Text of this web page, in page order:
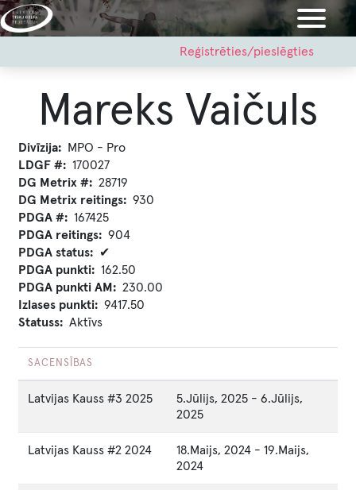
Pārlekt
uz
menu
Reģistrēties/pieslēgties
Mareks Vaičuls
Divīzija
MPO - Pro
LDGF #
170027
DG Metrix #
28719
DG Metrix reitings
930
PDGA #
167425
PDGA reitings
904
PDGA status
✔
PDGA punkti
162.50
PDGA punkti AM
230.00
Izlases punkti
9417.50
Statuss
Aktīvs
SACENSĪBAS
Latvijas Kauss #3 2025 5.Jūlijs, 2025 - 6.Jūlijs,
2025
Latvijas Kauss #2 2024 18.Maijs, 2024 - 19.Maijs,
2024